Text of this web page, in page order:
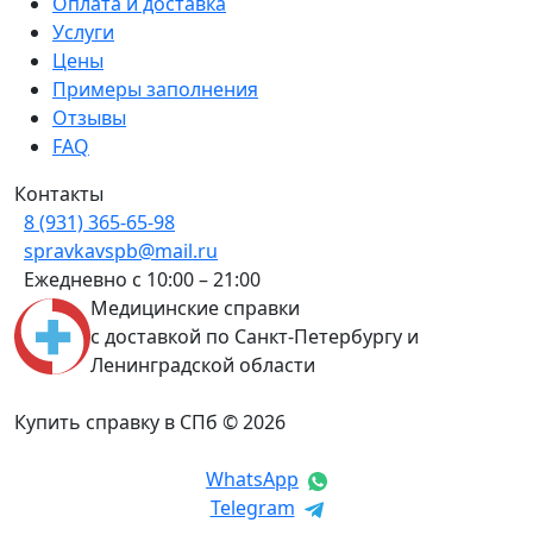
Медицинские справки
с доставкой по Санкт-Петербургу и
Ленинградской области
Купить справку в СПб © 2026
WhatsApp
Telegram
Услуги
Цены
Примеры заполнения
Отзывы
FAQ
Контакты
8 (931) 365-65-98
spravkavspb@mail.ru
Ежедневно с 10:00 – 21:00